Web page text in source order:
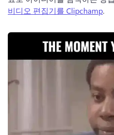
비디오 편집기를 Clipchamp.